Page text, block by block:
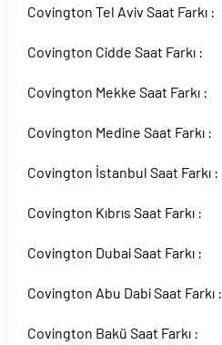
Covington Tel Aviv Saat Farkı :
Covington Cidde Saat Farkı :
Covington Mekke Saat Farkı :
Covington Medine Saat Farkı :
Covington İstanbul Saat Farkı :
Covington Kıbrıs Saat Farkı :
Covington Dubai Saat Farkı :
Covington Abu Dabi Saat Farkı :
Covington Bakü Saat Farkı :